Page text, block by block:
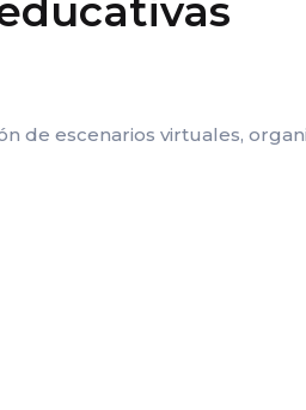
de escenarios virtuales,